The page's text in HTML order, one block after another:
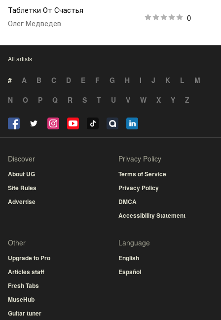
Таблетки От Счастья
Олег Медведев
0
All artists
# A B C D E F G H I J K L
M
N
O P Q R S T U V W X Y Z
Discover
About UG
Site Rules
Advertise
Privacy Policy
Terms of Service
Privacy Policy
DMCA
Accessibility Statement
Other
Upgrade to Pro
Articles staff
Fresh Tabs
MuseHub
Guitar tuner
Language
English
Español